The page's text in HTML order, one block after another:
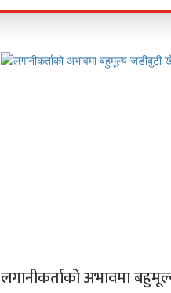
लगानीकर्ताको अभावमा